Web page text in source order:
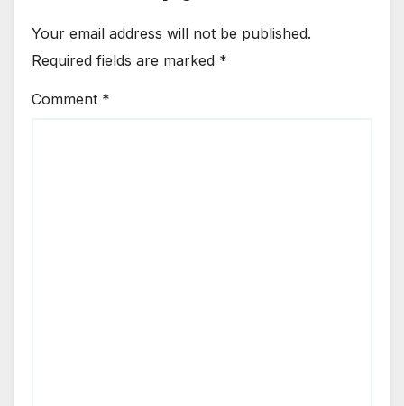
Your email address will not be published.
Required fields are marked *
Comment *